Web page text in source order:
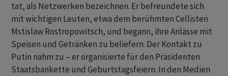
tat, als Netzwerken bezeichnen. Er befreundete sich
mit wichtigen Leuten, etwa dem berühmten Cellisten
Mstislaw Rostropowitsch, und begann, ihre Anlässe mit
Speisen und Getränken zu beliefern. Der Kontakt zu
Putin nahm zu – er organisierte für den Präsidenten
Staatsbankette und Geburtstagsfeiern. In den Medien